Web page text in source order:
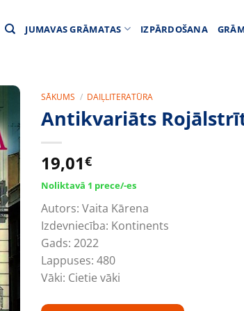
JUMAVAS GRĀMATAS IZPĀRDOŠANA
SĀKUMS / DAIĻLITERATŪRA
Antikvariāts
19,01€
Noliktavā 1 prece/-es
Autors: Vaita Kārena
Izdevniecība: Kontinents
Gads: 2022
Lappuses: 480
Vāki: Cietie vāki